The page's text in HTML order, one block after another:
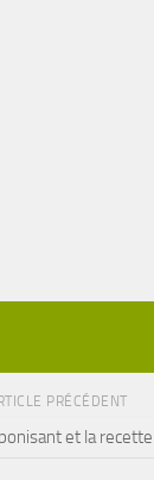
PRÉCÉDENT
et la